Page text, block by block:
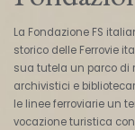
La Fondazione FS
storico delle Ferrovie
sua tutela un parco di
archivistici e
le linee ferroviarie un
vocazione turistica